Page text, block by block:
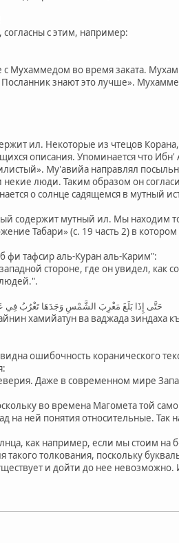
с этим, например:
Мухаммедом во время заката.
Посланник знают это лучше».
ил. Некоторые из чтецов
описания. Упоминается что
Му'авийа направлял
люди. Таким образом он
о солнце садящемся в мутный
содержит мутный ил. Мы находим
Табари» (с. 19 часть 2) в
фи тафсир аль-Куран аль-Карим":
стороне, где он увидел, как
حَتَّى إِذَا بَلَغَ مَغْرِبَ الشَّمْسِ وَجَدَهَا تَغْرُبُ فِي
хамийатун ва ваджада зиндаха
ошибочность коранического
Даже в современном мире
во времена Магомета той
на ней понятия относительные.
как например, если мы стоим на
толкования, поскольку
и дойти до нее невозможно.